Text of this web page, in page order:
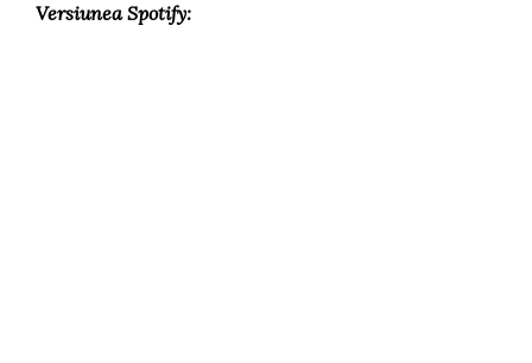
Versiunea Spotify: